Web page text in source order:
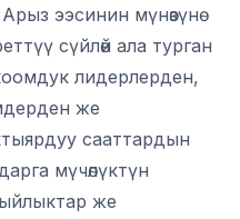
Арыз ээсинин мүнөзүнө
сүйлөй ала турган
лидерлерден,
же
сааттардын
мүчөлүктүн
же